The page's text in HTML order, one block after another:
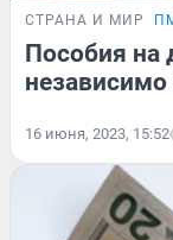
СТРАНА И МИР
Пособия на
16 июня, 2023, 15:52